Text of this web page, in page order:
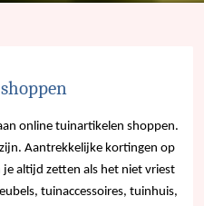
online tuinartikelen shoppen.
Aantrekkelijke kortingen op
altijd zetten als het niet vriest
tuinaccessoires, tuinhuis,